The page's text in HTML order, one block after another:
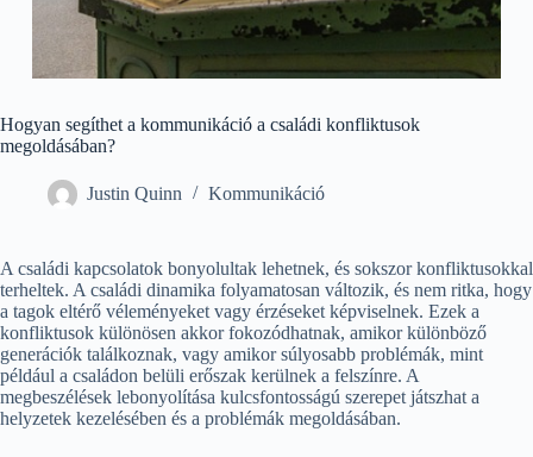
Hogyan segíthet a kommunikáció a családi konfliktusok
megoldásában?
Justin Quinn Kommunikáció
A családi kapcsolatok bonyolultak lehetnek, és sokszor konfliktusokkal
terheltek. A családi dinamika folyamatosan változik, és nem ritka, hogy
a tagok eltérő véleményeket vagy érzéseket képviselnek. Ezek a
konfliktusok különösen akkor fokozódhatnak, amikor különböző
generációk találkoznak, vagy amikor súlyosabb problémák, mint
például a családon belüli erőszak kerülnek a felszínre. A
megbeszélések lebonyolítása kulcsfontosságú szerepet játszhat a
helyzetek kezelésében és a problémák megoldásában.